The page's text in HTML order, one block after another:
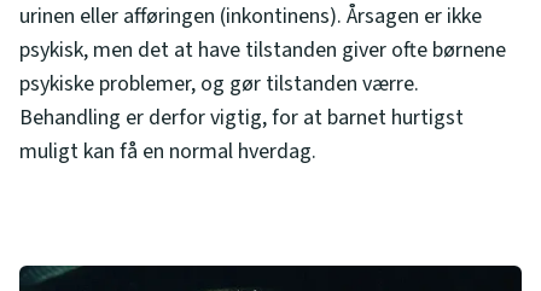
urinen eller afføringen (inkontinens). Årsagen er ikke
psykisk, men det at have tilstanden giver ofte børnene
psykiske problemer, og gør tilstanden værre.
Behandling er derfor vigtig, for at barnet hurtigst
muligt kan få en normal hverdag.